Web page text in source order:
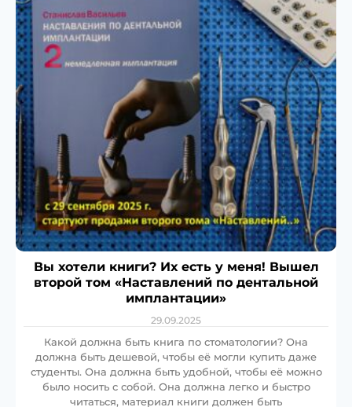
Вы хотели книги? Их есть у меня! Вышел
второй том «Наставлений по дентальной
имплантации»
29.09.2025
Какой должна быть книга по стоматологии? Она
должна быть дешевой, чтобы её могли купить даже
студенты. Она должна быть удобной, чтобы её можно
было носить с собой. Она должна легко и быстро
читаться, материал книги должен быть